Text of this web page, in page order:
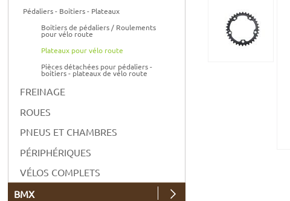
Pédaliers - Boitiers - Plateaux
Boitiers de pédaliers / Roulements
pour vélo route
Plateaux pour vélo route
Pièces détachées pour pédaliers -
boitiers - plateaux de vélo route
FREINAGE
ROUES
PNEUS ET CHAMBRES
PÉRIPHÉRIQUES
VÉLOS COMPLETS
BMX